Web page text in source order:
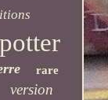
potter
rare
version